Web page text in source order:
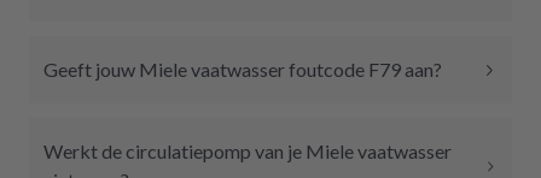
Geeft jouw Miele vaatwasser foutcode F79 aan?
Werkt de circulatiepomp van je Miele vaatwasser